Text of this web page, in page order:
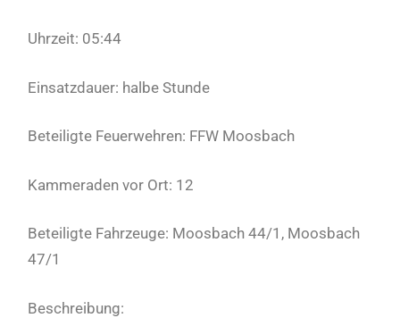
Uhrzeit: 05:44
Einsatzdauer: halbe Stunde
Beteiligte Feuerwehren: FFW Moosbach
Kammeraden vor Ort: 12
Beteiligte Fahrzeuge: Moosbach 44/1, Moosbach
47/1
Beschreibung: